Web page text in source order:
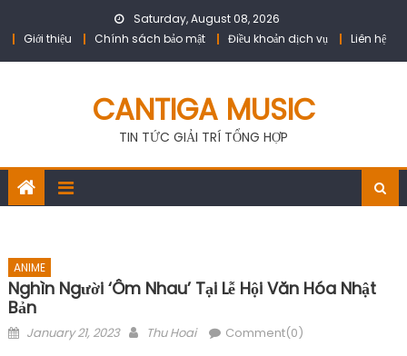
Saturday, August 08, 2026
Giới thiệu
Chính sách bảo mật Điều khoản dịch vụ Liên hệ
CANTIGA MUSIC
TIN TỨC GIẢI TRÍ TỔNG HỢP
ANIME
Nghìn Người ‘ôm Nhau’ Tại Lễ Hội Văn Hóa Nhật
Bản
Posted
January 21, 2023 Author
Thu Hoai Comment(0)